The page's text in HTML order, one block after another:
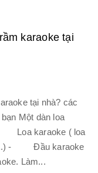
karaoke tại
tại nhà? các
Một dàn loa
- Loa karaoke ( loa
- Đầu karaoke
Làm...